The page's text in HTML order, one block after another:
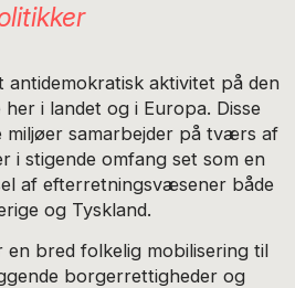
antidemokratisk aktivitet på den
i landet og i Europa. Disse
miljøer samarbejder på tværs af
i stigende omfang set som en
af efterretningsvæsener både
og Tyskland.
bred folkelig mobilisering til
borgerrettigheder og